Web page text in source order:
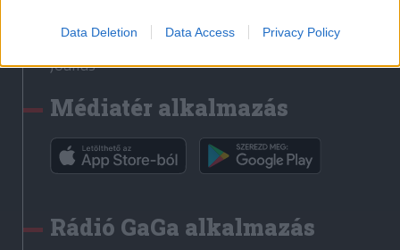
Data Deletion Data Access Privacy Policy
Rádió GaGa
Jóállás
Médiatér alkalmazás
Rádió GaGa alkalmazás